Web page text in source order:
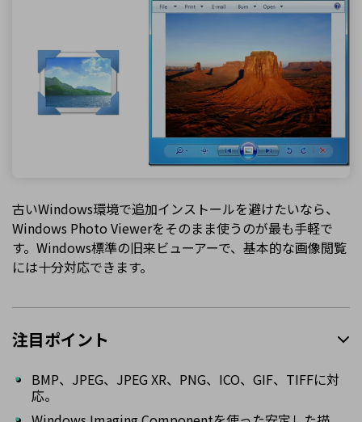
古いWindows環境で追加インストールを避けたいなら、
Windows Photo Viewerをそのまま使うのが最も手軽で
す。Windows標準の旧来ビューアーで、基本的な画像閲覧
には十分対応できます。
注目ポイント
BMP、JPEG、JPEG XR、PNG、ICO、GIF、TIFFに対
応。